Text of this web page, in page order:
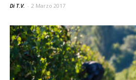
Di T.V. - 2 Marzo 2017